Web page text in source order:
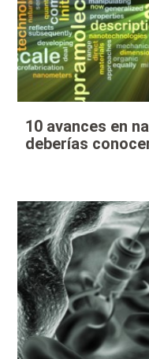
10 avances en
deberías